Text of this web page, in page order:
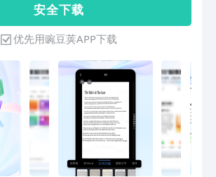
个人版免费使用 用户多:全球用户
600,000,000 排名高:全球APP总榜同类
产品榜首 体积小:只安装一个应用即可打
开所有格式文档 云办公:免费云空间，安
全高效，可以在任何设备.上及时查看和
编辑 远程办公推荐 -远程会议，多人音
频会议，对同份文档进行讨论、标记重点
-多人编辑，大家一起写同一份文档 -共享
文件夹，快速收集异地同事文件，永不过
期 -WPS表单，远程打卡、信息统计分析
工具 WPS文字 -新建文字文档，并提供
安 全 下 载
优先用豌豆荚APP下载